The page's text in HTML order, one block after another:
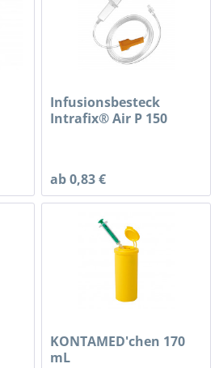
Infusionsbesteck
Intrafix® Air P 150
ab 0,83 €
KONTAMED'chen 170
mL